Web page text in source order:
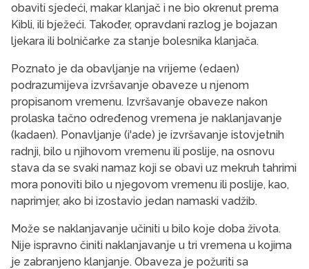
obaviti sjedeći, makar klanjač i ne bio okrenut prema
Kibli, ili bježeći. Također, opravdani razlog je bojazan
ljekara ili bolničarke za stanje bolesnika klanjača.
Poznato je da obavljanje na vrijeme (edaen)
podrazumijeva izvršavanje obaveze u njenom
propisanom vremenu. Izvršavanje obaveze nakon
prolaska tačno određenog vremena je naklanjavanje
(kadaen). Ponavljanje (i'ade) je izvršavanje istovjetnih
radnji, bilo u njihovom vremenu ili poslije, na osnovu
stava da se svaki namaz koji se obavi uz mekruh tahrimi
mora ponoviti bilo u njegovom vremenu ili poslije, kao,
naprimjer, ako bi izostavio jedan namaski vadžib.
Može se naklanjavanje učiniti u bilo koje doba života.
Nije ispravno činiti naklanjavanje u tri vremena u kojima
je zabranjeno klanjanje. Obaveza je požuriti sa